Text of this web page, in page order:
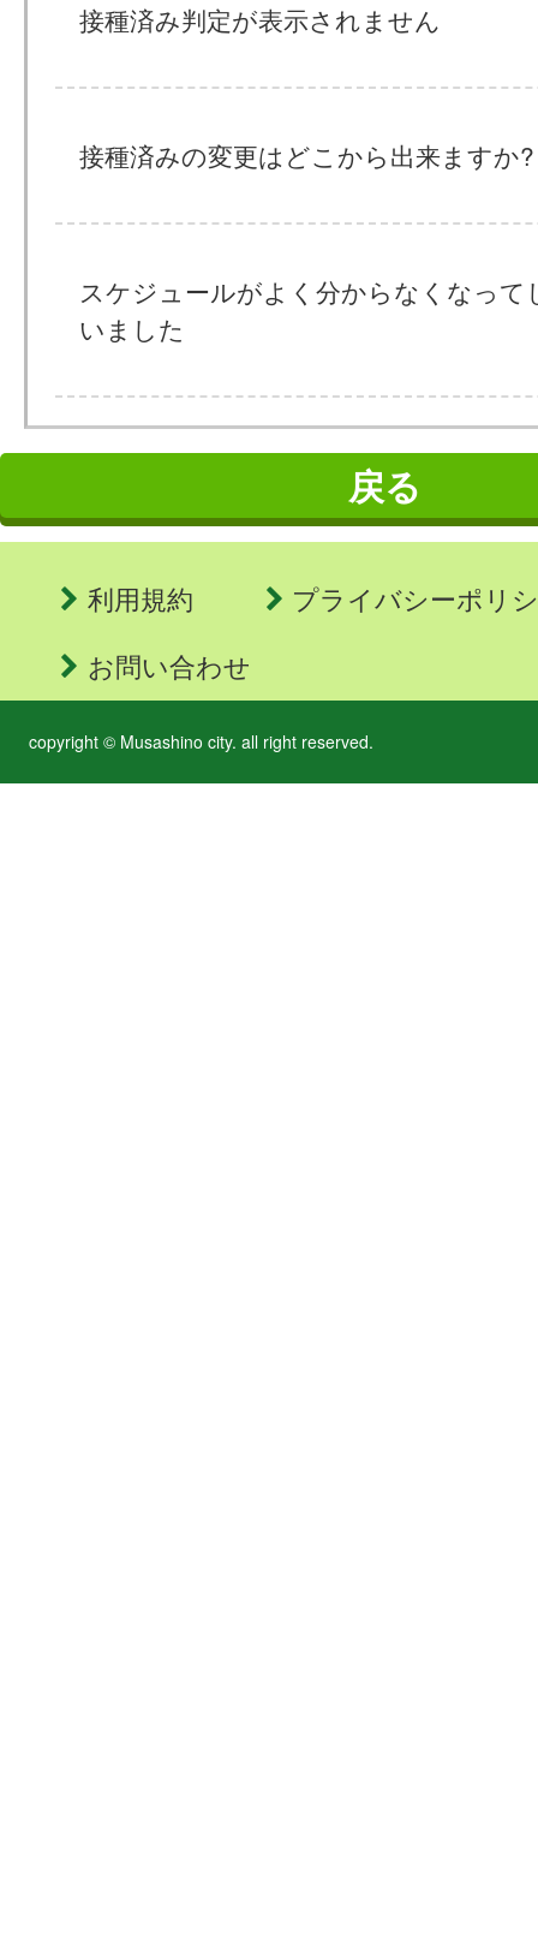
接種済み判定が表示されません
接種済みの変更はどこから出来ますか?
スケジュールがよく分からなくなって
いました
戻る
利用規約
プライバシーポリ
お問い合わせ
copyright © Musashino city. all right reserved.